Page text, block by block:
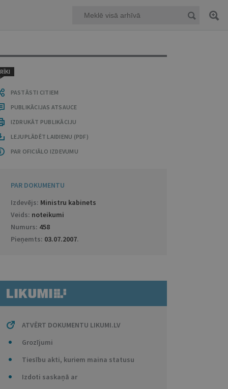
RĪKI
PASTĀSTI CITIEM
PUBLIKĀCIJAS ATSAUCE
IZDRUKĀT PUBLIKĀCIJU
LEJUPLĀDĒT LAIDIENU (PDF)
PAR OFICIĀLO IZDEVUMU
PAR DOKUMENTU
Izdevējs: Ministru kabinets
Veids: noteikumi
Numurs: 458
Pieņemts: 03.07.2007.
ATVĒRT DOKUMENTU LIKUMI.LV
Grozījumi
Tiesību akti, kuriem maina statusu
Izdoti saskaņā ar